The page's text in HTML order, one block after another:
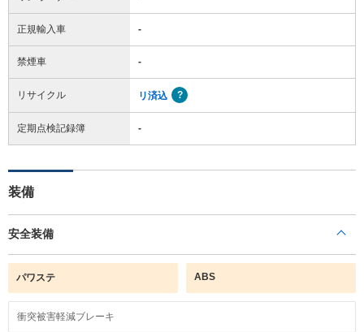
正規輸入車 -
禁煙車 -
リサイクル リ済込
定期点検記録簿 -
装備
安全装備
パワステ ABS
衝突被害軽減ブレーキ